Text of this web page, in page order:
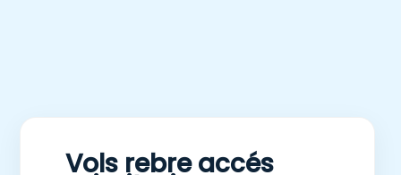
Vols rebre accés